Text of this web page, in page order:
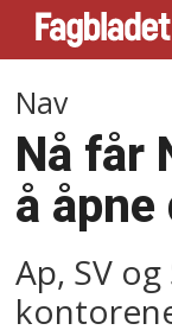
Nav
Nå får
å
Ap, SV